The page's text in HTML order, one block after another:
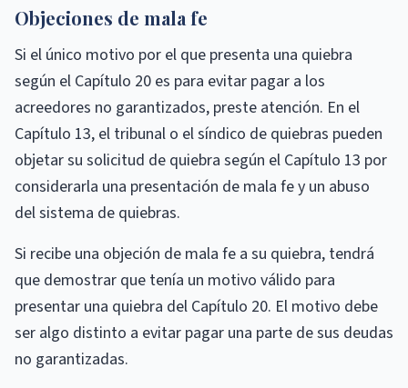
Objeciones de mala fe
Si el único motivo por el que presenta una quiebra
según el Capítulo 20 es para evitar pagar a los
acreedores no garantizados, preste atención. En el
Capítulo 13, el tribunal o el síndico de quiebras pueden
objetar su solicitud de quiebra según el Capítulo 13 por
considerarla una presentación de mala fe y un abuso
del sistema de quiebras.
Si recibe una objeción de mala fe a su quiebra, tendrá
que demostrar que tenía un motivo válido para
presentar una quiebra del Capítulo 20. El motivo debe
ser algo distinto a evitar pagar una parte de sus deudas
no garantizadas.